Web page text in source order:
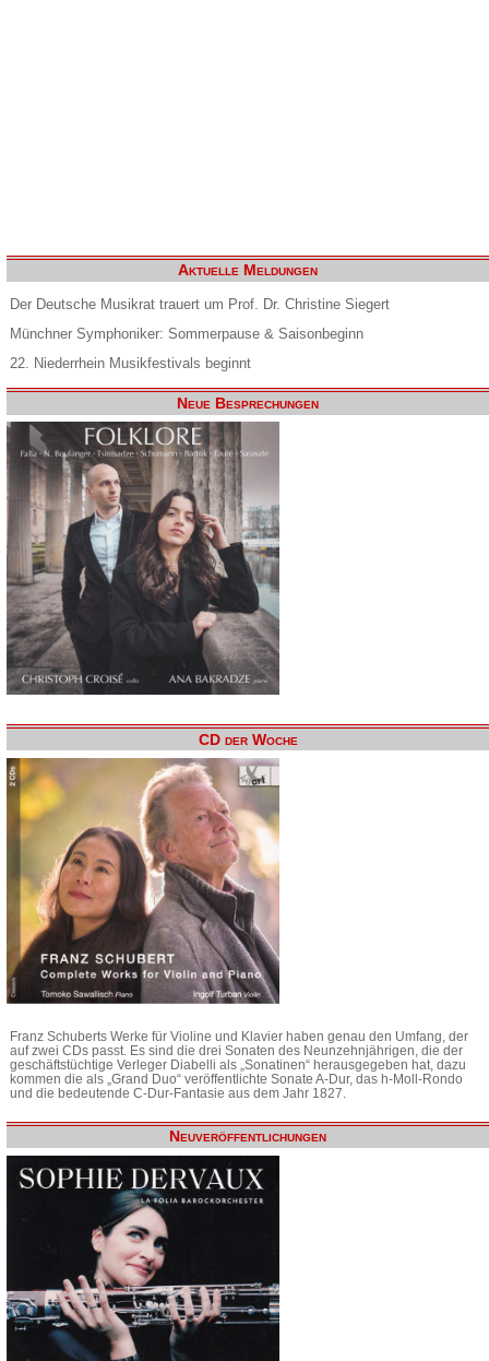
Aktuelle Meldungen
Der Deutsche Musikrat trauert um Prof. Dr. Christine Siegert
Münchner Symphoniker: Sommerpause & Saisonbeginn
22. Niederrhein Musikfestivals beginnt
Neue Besprechungen
CD der Woche
Franz Schuberts Werke für Violine und Klavier haben genau den Umfang, der
auf zwei CDs passt. Es sind die drei Sonaten des Neunzehnjährigen, die der
geschäftstüchtige Verleger Diabelli als „Sonatinen“ herausgegeben hat, dazu
kommen die als „Grand Duo“ veröffentlichte Sonate A-Dur, das h-Moll-Rondo
und die bedeutende C-Dur-Fantasie aus dem Jahr 1827.
Neuveröffentlichungen